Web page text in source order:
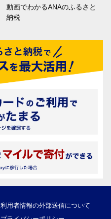
動画でわかるANAのふるさと
納税
利用者情報の外部送信について